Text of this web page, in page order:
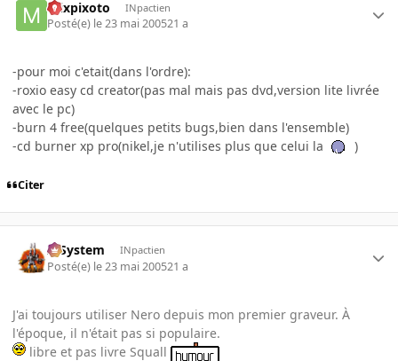
mixpixoto INpactien
Posté(e) le 23 mai 200521 a
-pour moi c'etait(dans l'ordre):
-roxio easy cd creator(pas mal mais pas dvd,version lite livrée
avec le pc)
-burn 4 free(quelques petits bugs,bien dans l'ensemble)
-cd burner xp pro(nikel,je n'utilises plus que celui la
)
Citer
X-System INpactien
Posté(e) le 23 mai 200521 a
J'ai toujours utiliser Nero depuis mon premier graveur. À
l'époque, il n'était pas si populaire.
libre et pas livre Squall